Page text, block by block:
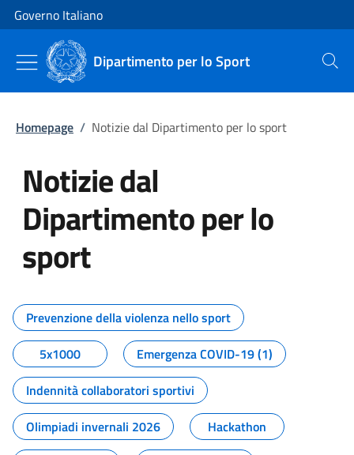
Vai al contenuto
Vai alla navigazione del sito
Governo Italiano
Dipartimento per lo Sport Cerca
Homepage / Notizie dal Dipartimento per lo sport
Notizie dal
Dipartimento per lo
sport
Tutti i contenuti della pagina
Prevenzione della violenza nello sport
5x1000
Emergenza COVID-19 (1)
Indennità collaboratori sportivi
Olimpiadi invernali 2026
Hackathon